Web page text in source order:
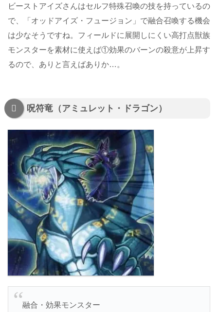
ビーストアイズさんはセルフ特殊召喚の技を持っているの
で、「オッドアイズ・フュージョン」で融合召喚する機会
は少なそうですね。フィールドに展開しにくい高打点獣族
モンスターを素材に使えば①効果のバーンの殺意が上昇す
るので、ありと言えばありか…。
呪符竜（アミュレット・ドラゴン）
融合・効果モンスター